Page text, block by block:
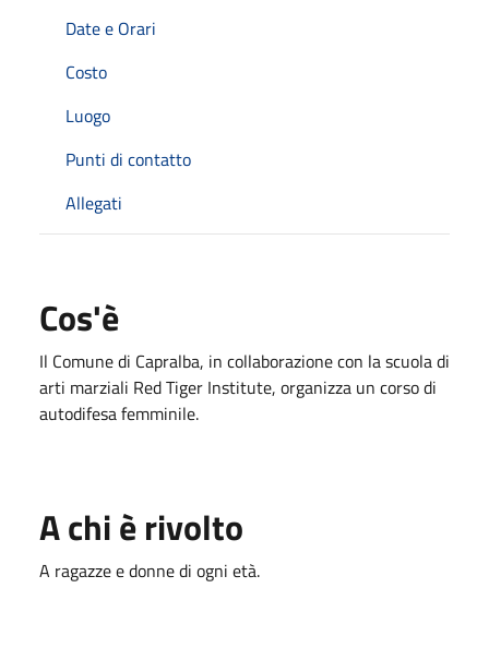
Date e Orari
Costo
Luogo
Punti di contatto
Allegati
Cos'è
Il Comune di Capralba, in collaborazione con la scuola di
arti marziali Red Tiger Institute, organizza un corso di
autodifesa femminile.
A chi è rivolto
A ragazze e donne di ogni età.